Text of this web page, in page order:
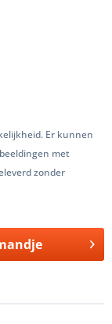
Er kunnen
met
zonder